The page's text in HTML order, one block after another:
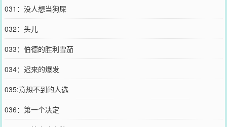
031：没人想当狗屎
032：头儿
033：伯德的胜利雪茄
034：迟来的爆发
035:意想不到的人选
036：第一个决定